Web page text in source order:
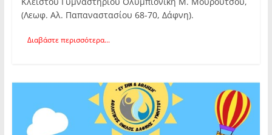
(Λεωφ. Αλ. Παπαναστασίου 68-70, Δάφνη).
Διαβάστε περισσότερα...